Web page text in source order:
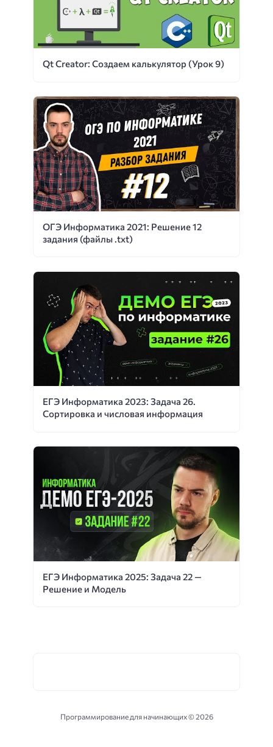
Qt Creator: Создаем калькулятор (Урок 9)
ОГЭ Информатика 2021: Решение 12
задания (файлы .txt)
ЕГЭ Информатика 2023: Задача 26.
Сортировка и числовая информация
ЕГЭ Информатика 2025: Задача 22 —
Решение и Модель
Программирование для начинающих ©2026